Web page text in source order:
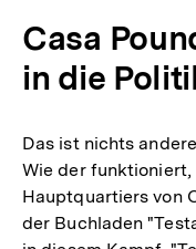
Casa
in die
Das ist nichts
Wie der funktioniert,
Hauptquartiers von
der Buchladen